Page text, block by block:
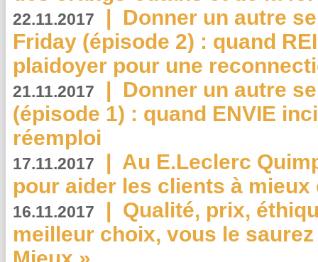
22.11.2017 | Donner un autre
Friday (épisode 2) : quand
plaidoyer pour une
21.11.2017 | Donner un autre
(épisode 1) : quand ENVIE
réemploi
17.11.2017 | Au E.Leclerc
pour aider les clients à
16.11.2017 | Qualité, prix,
meilleur choix, vous le